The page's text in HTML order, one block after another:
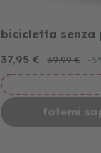
bicicletta senza
37,95 € 39,99 € -
fatemi